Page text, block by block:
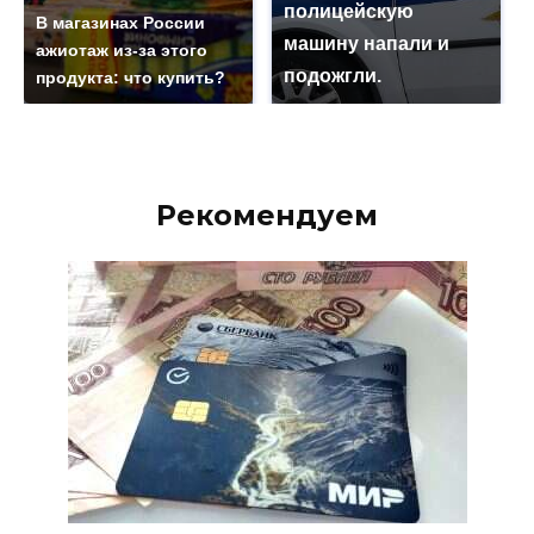
В магазинах России
ажиотаж из-за этого
продукта: что купить?
полицейскую
машину напали и
подожгли.
Рекомендуем